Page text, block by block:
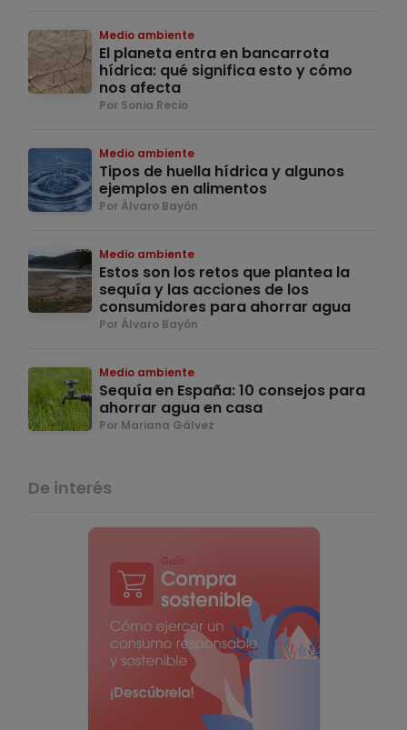
Medio ambiente
El planeta entra en bancarrota
hídrica: qué significa esto y cómo
nos afecta
Por Sonia Recio
Medio ambiente
Tipos de huella hídrica y algunos
ejemplos en alimentos
Por Álvaro Bayón
Medio ambiente
Estos son los retos que plantea la
sequía y las acciones de los
consumidores para ahorrar agua
Por Álvaro Bayón
Medio ambiente
Sequía en España: 10 consejos para
ahorrar agua en casa
Por Mariana Gálvez
De interés